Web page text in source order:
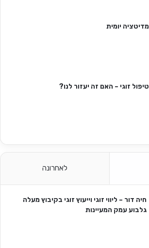
מדיטציה יומית
טיפול זוגי – האם זה יעזור לנו?
לאחרונה
חיה דור – ליווי זוגי וייעוץ זוגי בקיבוץ מעלה
גלבוע עמק המעיינות